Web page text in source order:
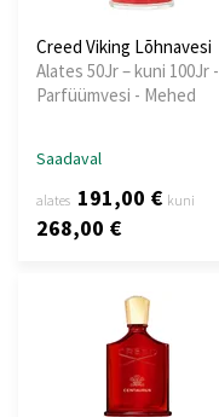
Creed Viking Lõhnavesi
Alates 50Jr – kuni 100Jr -
Parfüümvesi - Mehed
Saadaval
alates 191,00 € kuni
268,00 €